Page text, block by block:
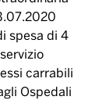
spesa di 4
carrabili
Ospedali